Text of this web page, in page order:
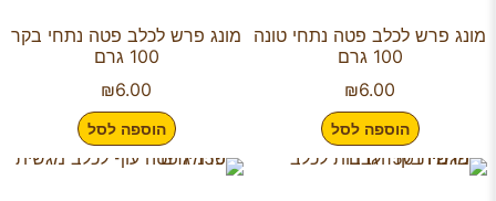
מונג פרש לכלב פטה נתחי טונה
100 גרם
₪6.00
הוספה לסל
מונג פרש לכלב פטה נתחי בקר
100 גרם
₪6.00
הוספה לסל